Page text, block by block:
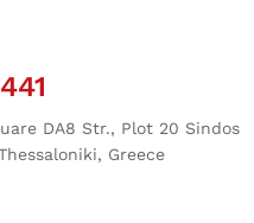
DA8 Str., Plot 20 Sindos
Greece